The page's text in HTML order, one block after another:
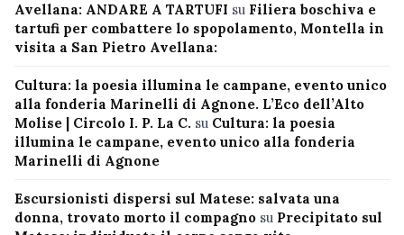
Avellana: ANDARE A TARTUFI su Filiera boschiva e
tartufi per combattere lo spopolamento, Montella in
visita a San Pietro Avellana:
Cultura: la poesia illumina le campane, evento unico
alla fonderia Marinelli di Agnone. L’Eco dell’Alto
Molise | Circolo I. P. La C. su Cultura: la poesia
illumina le campane, evento unico alla fonderia
Marinelli di Agnone
Escursionisti dispersi sul Matese: salvata una
donna, trovato morto il compagno su Precipitato sul